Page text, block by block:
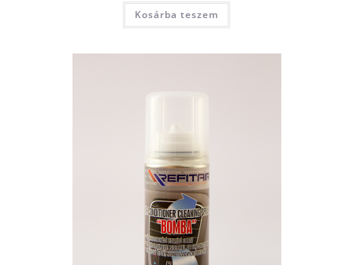
Kosárba teszem